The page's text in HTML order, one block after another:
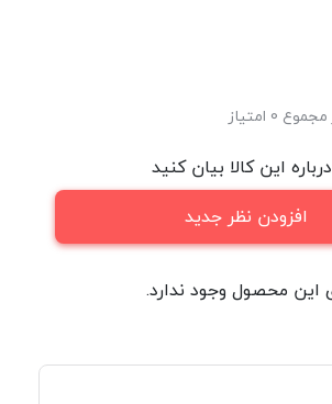
0 امتیاز
این کالا بیان کنید
افزودن نظر جدید
این محصول وجود ندارد.